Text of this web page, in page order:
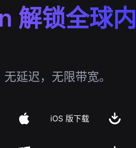
解锁全球内
延迟，无限带宽。
iOS 版下载